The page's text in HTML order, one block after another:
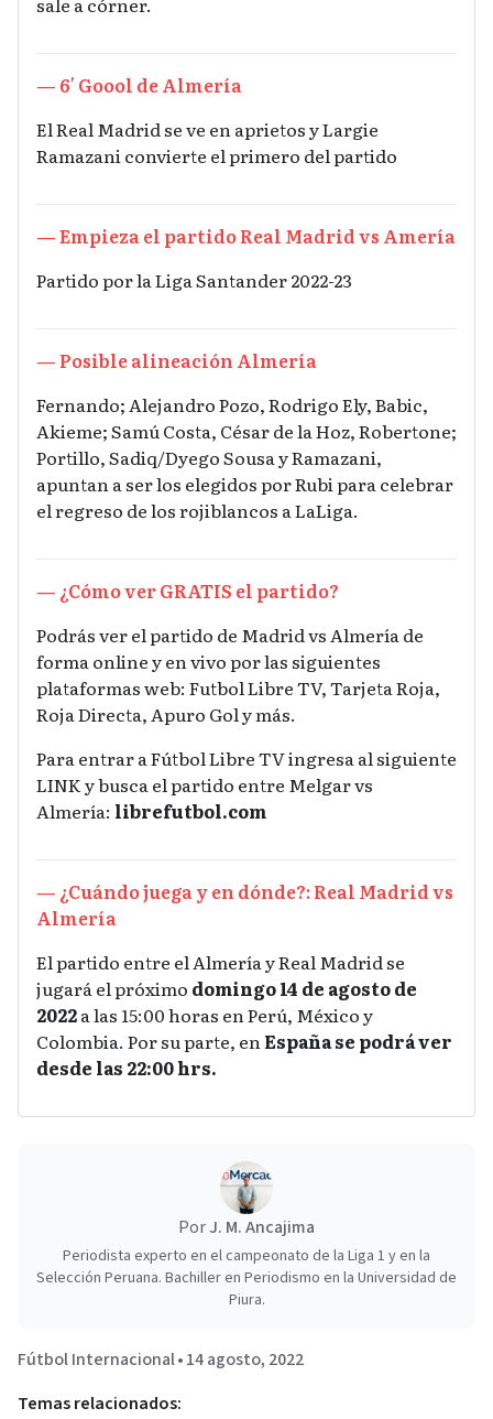
— 6′ Goool de Almería
El Real Madrid se ve en aprietos y Largie
Ramazani convierte el primero del partido
— Empieza el partido Real Madrid vs Amería
Partido por la Liga Santander 2022-23
— Posible alineación Almería
Fernando; Alejandro Pozo, Rodrigo Ely, Babic,
Akieme; Samú Costa, César de la Hoz, Robertone;
Portillo, Sadiq/Dyego Sousa y Ramazani,
apuntan a ser los elegidos por Rubi para celebrar
el regreso de los rojiblancos a LaLiga.
— ¿Cómo ver GRATIS el partido?
Podrás ver el partido de Madrid vs Almería de
forma online y en vivo por las siguientes
plataformas web: Futbol Libre TV, Tarjeta Roja,
Roja Directa, Apuro Gol y más.
Para entrar a Fútbol Libre TV ingresa al siguiente
LINK y busca el partido entre Melgar vs
Almería: librefutbol.com
— ¿Cuándo juega y en dónde?: Real Madrid vs
Almería
El partido entre el Almería y Real Madrid se
jugará el próximo domingo 14 de agosto de
2022a las 15:00 horas en Perú, México y
Colombia. Por su parte, enEspaña se podrá ver
desde las 22:00 hrs.
PorJ. M. Ancajima
Periodista experto en el campeonato de la Liga 1 y en la
Selección Peruana. Bachiller en Periodismo en la Universidad de
Piura.
Fútbol Internacional•14 agosto, 2022
Temas relacionados: